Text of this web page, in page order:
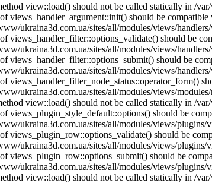
view::load() should not be called statically in /
views_handler_argument::init() should be
ukraina3d.com.ua/sites/all/modules/views/
views_handler_filter::options_validate() should be
ukraina3d.com.ua/sites/all/modules/views/
views_handler_filter::options_submit() should be
ukraina3d.com.ua/sites/all/modules/views/
views_handler_filter_node_status::operator_form()
ukraina3d.com.ua/sites/all/modules/views/
view::load() should not be called statically in /
views_plugin_style_default::options() should be
ukraina3d.com.ua/sites/all/modules/views/plugins/
views_plugin_row::options_validate() should be
ukraina3d.com.ua/sites/all/modules/views/plugins/
views_plugin_row::options_submit() should be
ukraina3d.com.ua/sites/all/modules/views/plugins/
view::load() should not be called statically in /